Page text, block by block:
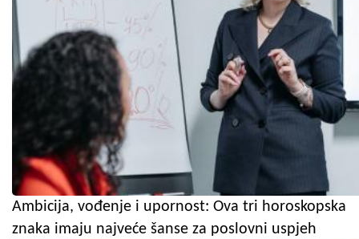
Ambicija, vođenje i upornost: Ova tri horoskopska
znaka imaju najveće šanse za poslovni uspjeh